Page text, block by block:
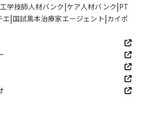
工学技師人材バンク ケア人材バンク PT
エ 国試黒本治療家エージェント カイポ